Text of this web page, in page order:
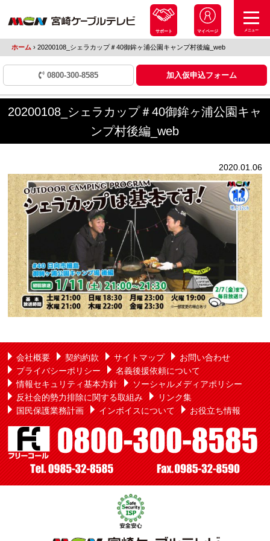
サポート マイページ メニュー
ホーム ›20200108_シェラカップ＃40御鉾ヶ浦公園キャンプ村後編_web
0800-300-8585 加入仮申込フォーム
20200108_シェラカップ＃40御鉾ヶ浦公園キャ
ンプ村後編_web
2020.01.06
会社概要 契約約款 サイトマップ
お問い合わせ
プライバシーポリシー
名義後援依頼について
情報セキュリティ基本方針
ソーシャルメディアポリシー
反社会的勢力排除に関する取組み
リンク集
国民保護業務計画
インボイスについて お役立ち情報